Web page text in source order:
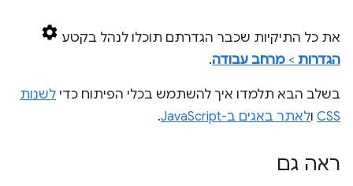
את כל התיקיות שכבר הגדרתם תוכלו לנהל בקטע
הגדרות > מרחב עבודה.
בשלב הבא תלמדו איך להשתמש בכלי הפיתוח כדי לשנות
CSS ולאתר באגים ב-JavaScript .
ראה גם